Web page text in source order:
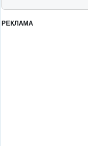
РЕКЛАМА